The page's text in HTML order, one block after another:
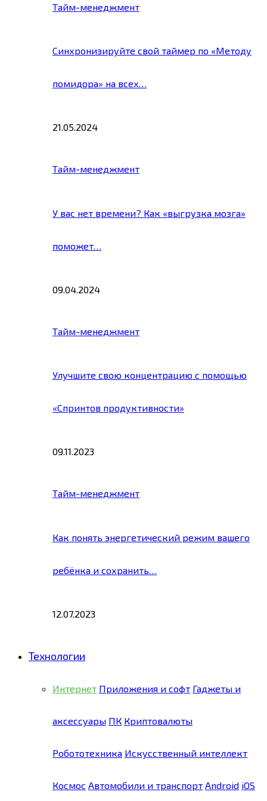
Тайм-менеджмент
Синхронизируйте свой таймер по «Методу
помидора» на всех…
21.05.2024
Тайм-менеджмент
У вас нет времени? Как «выгрузка мозга»
поможет…
09.04.2024
Тайм-менеджмент
Улучшите свою концентрацию с помощью
«Спринтов продуктивности»
09.11.2023
Тайм-менеджмент
Как понять энергетический режим вашего
ребёнка и сохранить…
12.07.2023
Технологии
Интернет Приложения и софт Гаджеты и
аксессуары ПК Криптовалюты
Робототехника Искусственный интеллект
Космос Автомобили и транспорт Android iOS